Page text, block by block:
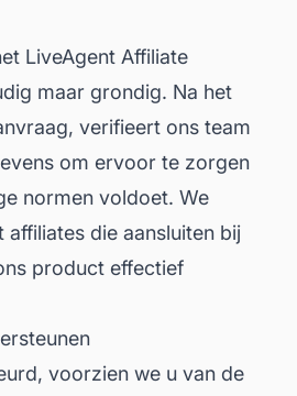
LiveAgent Affiliate
maar grondig. Na het
verifieert ons team
om ervoor te zorgen
normen voldoet. We
affiliates die aansluiten bij
product effectief
voorzien we u van de